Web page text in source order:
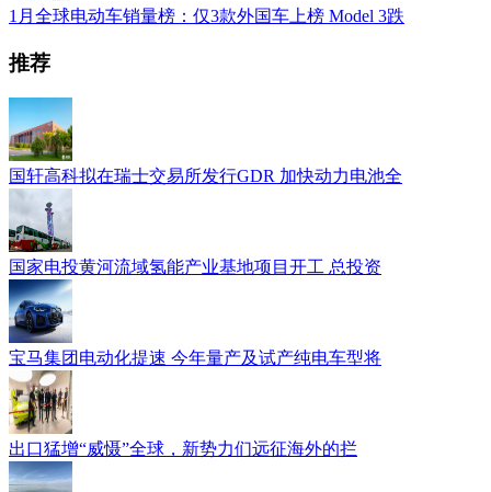
1月全球电动车销量榜：仅3款外国车上榜 Model 3跌
推荐
国轩高科拟在瑞士交易所发行GDR 加快动力电池全
国家电投黄河流域氢能产业基地项目开工 总投资
宝马集团电动化提速 今年量产及试产纯电车型将
出口猛增“威慑”全球，新势力们远征海外的拦